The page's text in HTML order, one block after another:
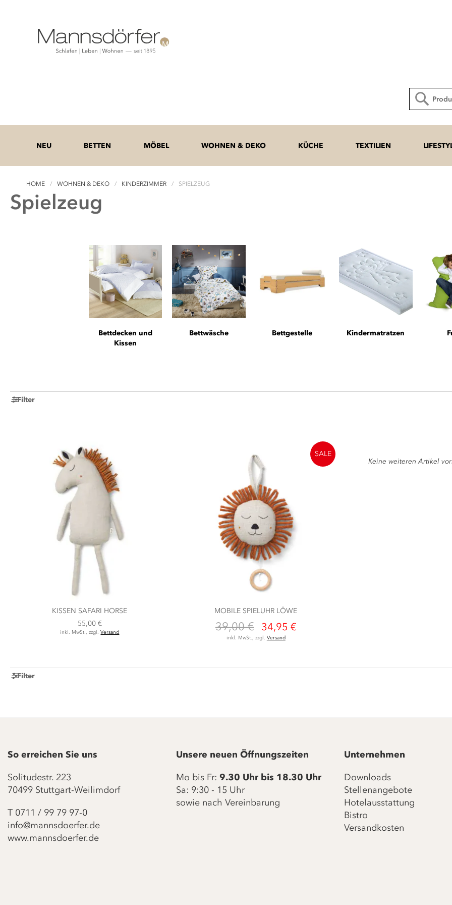
NEU BETTEN MÖBEL WOHNEN & DEKO KÜCHE TEXTILIEN
HOME WOHNEN & DEKO KINDERZIMMER SPIELZEUG
Spielzeug
Bettdecken und
Kissen
Bettwäsche Bettgestelle Kindermatratzen
Filter
KISSEN SAFARI HORSE
55,00 €
inkl. MwSt., zzgl.Versand
MOBILE SPIELUHR LÖWE
34,95 €
39,00 €
inkl. MwSt., zzgl. Versand
SALE
Keine weiteren Artikel
Filter
So erreichen Sie uns
Solitudestr. 223
70499 Stuttgart-Weilimdorf
T 0711 / 99 79 97-0
info@mannsdoerfer.de
www.mannsdoerfer.de
Unsere neuen Öffnungszeiten
Mo bis Fr: 9.30 Uhr bis 18.30 Uhr
Sa: 9:30 - 15 Uhr
sowie nach Vereinbarung
Unternehmen
Downloads
Stellenangebote
Hotelausstattung
Bistro
Versandkosten